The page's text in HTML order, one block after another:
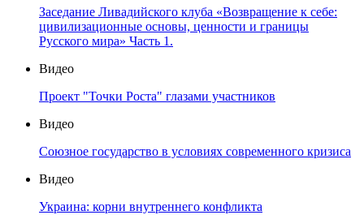
Заседание Ливадийского клуба «Возвращение к себе:
цивилизационные основы, ценности и границы
Русского мира» Часть 1.
Видео
Проект "Точки Роста" глазами участников
Видео
Союзное государство в условиях современного кризиса
Видео
Украина: корни внутреннего конфликта